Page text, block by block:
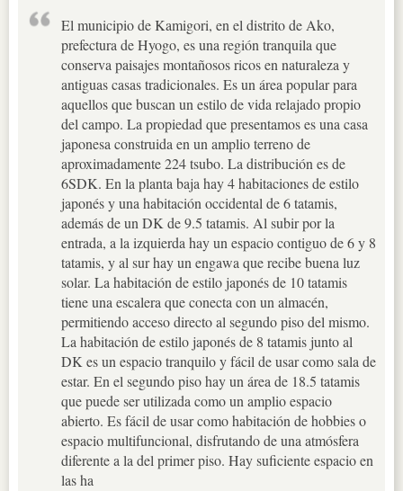
El municipio de Kamigori, en el distrito de Ako,
prefectura de Hyogo, es una región tranquila que
conserva paisajes montañosos ricos en naturaleza y
antiguas casas tradicionales. Es un área popular para
aquellos que buscan un estilo de vida relajado propio
del campo. La propiedad que presentamos es una casa
japonesa construida en un amplio terreno de
aproximadamente 224 tsubo. La distribución es de
6SDK. En la planta baja hay 4 habitaciones de estilo
japonés y una habitación occidental de 6 tatamis,
además de un DK de 9.5 tatamis. Al subir por la
entrada, a la izquierda hay un espacio contiguo de 6 y 8
tatamis, y al sur hay un engawa que recibe buena luz
solar. La habitación de estilo japonés de 10 tatamis
tiene una escalera que conecta con un almacén,
permitiendo acceso directo al segundo piso del mismo.
La habitación de estilo japonés de 8 tatamis junto al
DK es un espacio tranquilo y fácil de usar como sala de
estar. En el segundo piso hay un área de 18.5 tatamis
que puede ser utilizada como un amplio espacio
abierto. Es fácil de usar como habitación de hobbies o
espacio multifuncional, disfrutando de una atmósfera
diferente a la del primer piso. Hay suficiente espacio en
las ha